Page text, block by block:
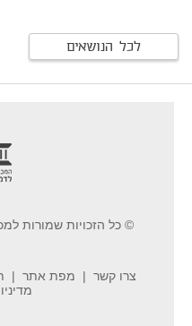
לכל הנושאים
© כל הזכויות שמורות
צרו קשר מפת אתר